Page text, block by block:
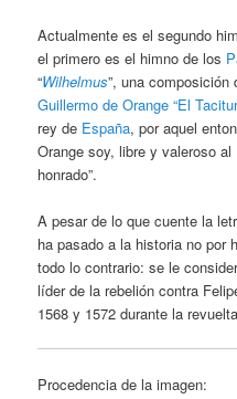
Actualmente es el segundo
el primero es el himno de los
“Wilhelmus”, una
Guillermo de Orange “El
rey de España, por aquel
Orange soy, libre y valeroso
honrado”.
A pesar de lo que cuente la
ha pasado a la historia no por
todo lo contrario: se le
líder de la rebelión contra
1568 y 1572 durante la
Procedencia de la imagen: